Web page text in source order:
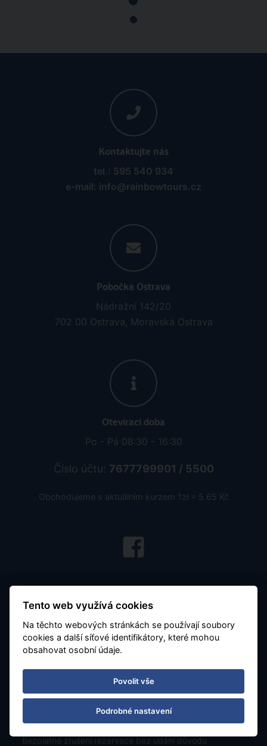
All Inclusive
Jaz Aquamarine
01.11.2026 - 08.11.2026
od 33 660 Kč | sleva 30%
tel.: 595 540 934
e-mail: info@rainbowtours.cz
Otevírací doba
Po - Pá 08:30 - 16:30
Číslo účtu:7677799901 / 5500
Obchodujeme s aktuálním kurzem 1zł = 5.65 Kč
Tento web využívá cookies
Na těchto webových stránkách se používají soubory
cookies a další síťové identifikátory, které mohou
obsahovat osobní údaje.
Povolit vše
Podrobné nastavení